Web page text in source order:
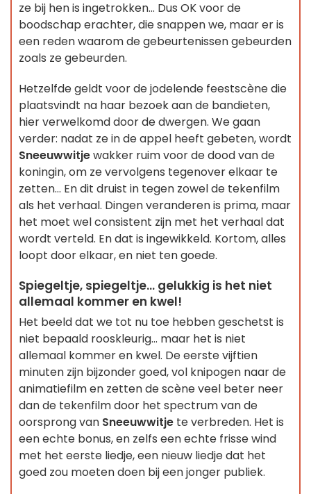
ze bij hen is ingetrokken... Dus OK voor de
boodschap erachter, die snappen we, maar er is
een reden waarom de gebeurtenissen gebeurden
zoals ze gebeurden.
Hetzelfde geldt voor de jodelende feestscène die
plaatsvindt na haar bezoek aan de bandieten,
hier verwelkomd door de dwergen. We gaan
verder: nadat ze in de appel heeft gebeten, wordt
Sneeuwwitjewakker ruim voor de dood van de
koningin, om ze vervolgens tegenover elkaar te
zetten... En dit druist in tegen zowel de tekenfilm
als het verhaal. Dingen veranderen is prima, maar
het moet wel consistent zijn met het verhaal dat
wordt verteld. En dat is ingewikkeld. Kortom, alles
loopt door elkaar, en niet ten goede.
Spiegeltje, spiegeltje... gelukkig is het niet
allemaal kommer en kwel!
Het beeld dat we tot nu toe hebben geschetst is
niet bepaald rooskleurig... maar het is niet
allemaal kommer en kwel. De eerste vijftien
minuten zijn bijzonder goed, vol knipogen naar de
animatiefilm en zetten de scène veel beter neer
dan de tekenfilm door het spectrum van de
oorsprong van Sneeuwwitje te verbreden. Het is
een echte bonus, en zelfs een echte frisse wind
met het eerste liedje, een nieuw liedje dat het
goed zou moeten doen bij een jonger publiek.